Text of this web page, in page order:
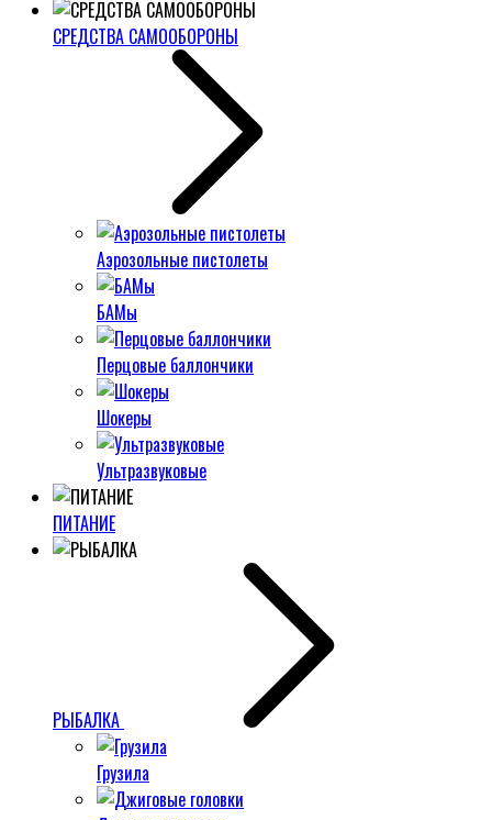
СРЕДСТВА САМООБОРОНЫ
Аэрозольные пистолеты
БАМы
Перцовые баллончики
Шокеры
Ультразвуковые
ПИТАНИЕ
РЫБАЛКА
Грузила